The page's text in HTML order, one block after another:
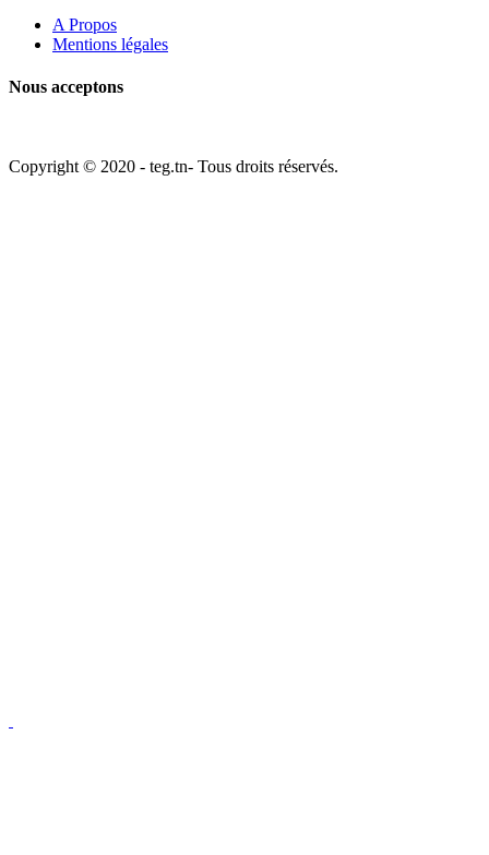
A Propos
Mentions légales
Nous acceptons
Copyright © 2020 - teg.tn- Tous droits réservés.